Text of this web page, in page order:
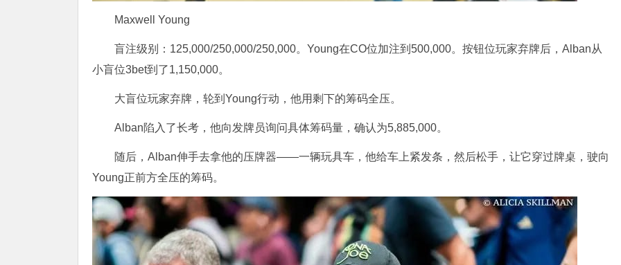
Maxwell Young
盲注级别：125,000/250,000/250,000。Young在CO位加注到500,000。按钮位玩家弃牌后，Alban从
小盲位3bet到了1,150,000。
大盲位玩家弃牌，轮到Young行动，他用剩下的筹码全压。
Alban陷入了长考，他向发牌员询问具体筹码量，确认为5,885,000。
随后，Alban伸手去拿他的压牌器——一辆玩具车，他给车上紧发条，然后松手，让它穿过牌桌，驶向
Young正前方全压的筹码。